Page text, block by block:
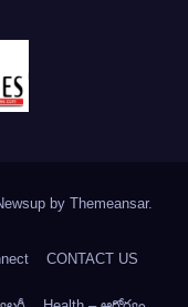
by Themeansar.
CONTACT US